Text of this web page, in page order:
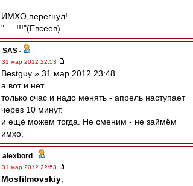
ИМХО,перегнул!
" ... !!!"(Евсеев)
SAS -
31 мар 2012 22:53
Bestguy » 31 мар 2012 23:48
а вот и нет.
только счас и надо менять - апрель наступает
через 10 минут.
и ещё можем тогда. Не сменим - не займём
имхо.
alexbord -
31 мар 2012 22:53
Mosfilmovskiy